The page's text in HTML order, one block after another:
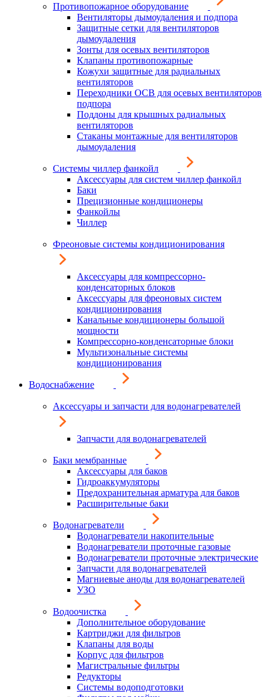
Противопожарное оборудование
Вентиляторы дымоудаления и подпора
Защитные сетки для вентиляторов
дымоудаления
Зонты для осевых вентиляторов
Клапаны противопожарные
Кожухи защитные для радиальных
вентиляторов
Переходники ОСВ для осевых вентиляторов
подпора
Поддоны для крышных радиальных
вентиляторов
Стаканы монтажные для вентиляторов
дымоудаления
Системы чиллер фанкойл
Аксессуары для систем чиллер фанкойл
Баки
Прецизионные кондиционеры
Фанкойлы
Чиллер
Фреоновые системы кондиционирования
Аксессуары для компрессорно-
конденсаторных блоков
Аксессуары для фреоновых систем
кондиционирования
Канальные кондиционеры большой
мощности
Компрессорно-конденсаторные блоки
Мультизональные системы
кондиционирования
Водоснабжение
Аксессуары и запчасти для водонагревателей
Запчасти для водонагревателей
Баки мембранные
Аксессуары для баков
Гидроаккумуляторы
Предохранительная арматура для баков
Расширительные баки
Водонагреватели
Водонагреватели накопительные
Водонагреватели проточные газовые
Водонагреватели проточные электрические
Запчасти для водонагревателей
Магниевые аноды для водонагревателей
УЗО
Водоочистка
Дополнительное оборудование
Картриджи для фильтров
Клапаны для воды
Корпус для фильтров
Магистральные фильтры
Редукторы
Системы водоподготовки